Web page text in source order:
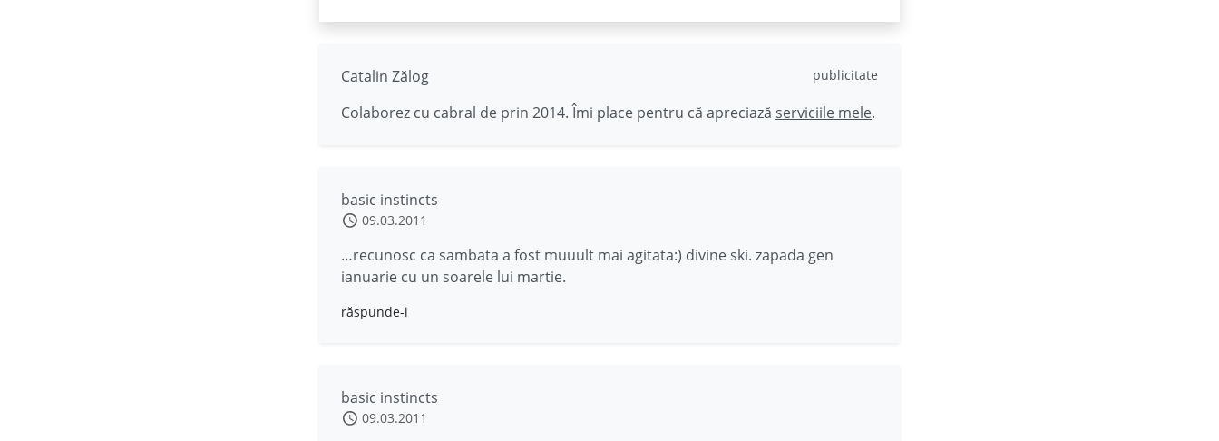
Catalin Zălog publicitate
Colaborez cu cabral de prin 2014. Îmi place pentru că apreciază serviciile mele.
basic instincts
09.03.2011
…recunosc ca sambata a fost muuult mai agitata:) divine ski. zapada gen
ianuarie cu un soarele lui martie.
răspunde-i
basic instincts
09.03.2011